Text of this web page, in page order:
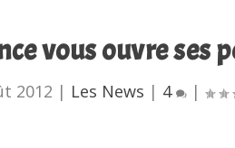
vous ouvre ses
2012 | Les News | 4 |